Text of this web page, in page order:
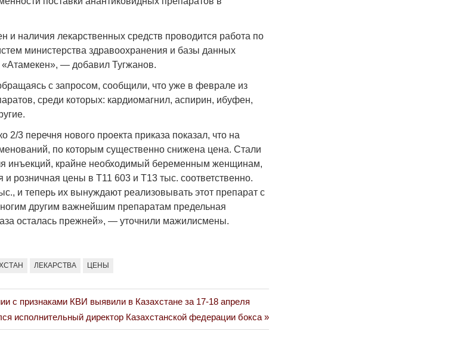
и наличия лекарственных средств проводится работа по
министерства здравоохранения и базы данных
— добавил Тугжанов.
с запросом, сообщили, что уже в феврале из
среди которых: кардиомагнил, аспирин, ибуфен,
2/3 перечня нового проекта приказа показал, что на
по которым существенно снижена цена. Стали
инъекций, крайне необходимый беременным женщинам,
и розничная цены в Т11 603 и Т13 тыс. соответственно.
и теперь их вынуждают реализовывать этот препарат с
другим важнейшим препаратам предельная
осталась прежней», — уточнили мажилисмены.
ЛЕКАРСТВА ЦЕНЫ
с признаками КВИ выявили в Казахстане за 17-18 апреля
исполнительный директор Казахстанской федерации бокса